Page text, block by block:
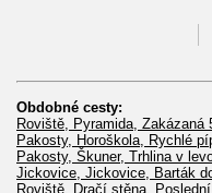
Obdobné cesty:
Roviště, Pyramida, Zakázaná
Pakosty, Horoškola, Rychlé
Pakosty, Škuner, Trhlina v
Jickovice, Jickovice, Barták
Roviště, Dračí stěna,